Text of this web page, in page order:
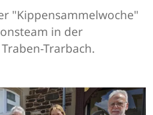
"Kippensammelwoche"
in der
Trarbach.